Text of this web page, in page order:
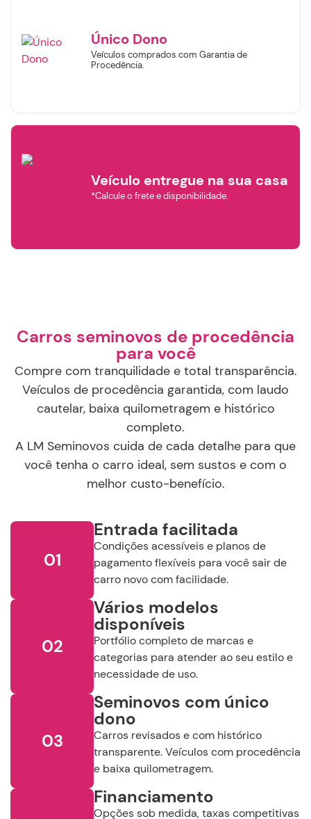
BYD
FIAT
GWM
HYUNDAI
JEEP NISSAN
PORSCHE
VOLVO
fabricação
Selecione o Ano
Ano de
modelo
Selecione a Loja:
Selecione a Localidade
Buscar
Único Dono
Veículos comprados com Garantia de
Procedência.
Veículo entregue na sua casa
*Calcule o frete e disponibilidade.
Carros seminovos de procedência
para você
Compre com tranquilidade e total transparência.
Veículos de procedência garantida, com laudo
cautelar, baixa quilometragem e histórico
completo.
A LM Seminovos cuida de cada detalhe para que
você tenha o carro ideal, sem sustos e com o
melhor custo-benefício.
01
Entrada facilitada
Condições acessíveis e planos de
pagamento flexíveis para você sair de
carro novo com facilidade.
02
Vários modelos
disponíveis
Portfólio completo de marcas e
categorias para atender ao seu estilo e
necessidade de uso.
03
Seminovos com único
dono
Carros revisados e com histórico
transparente. Veículos com procedência
e baixa quilometragem.
Financiamento
Opções sob medida, taxas competitivas
Continuar